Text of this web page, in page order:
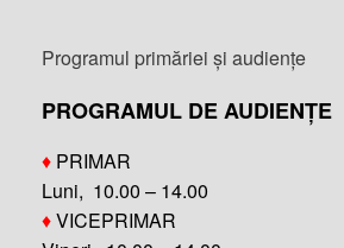
Programul primăriei și audiențe
PROGRAMUL DE AUDIENȚE
♦ PRIMAR
Luni, 10.00 – 14.00
♦VICEPRIMAR